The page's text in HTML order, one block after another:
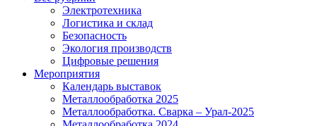
Электротехника
Логистика и склад
Безопасность
Экология производств
Цифровые решения
Мероприятия
Календарь выставок
Металлообработка 2025
Металлообработка. Сварка – Урал-2025